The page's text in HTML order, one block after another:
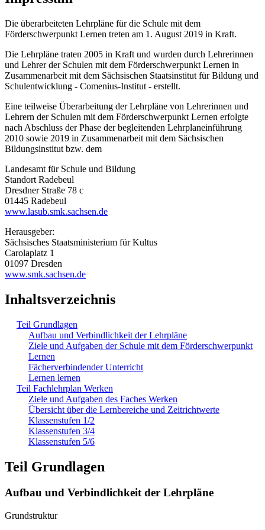
Die überarbeiteten Lehrpläne für die Schule mit dem
Förderschwerpunkt Lernen treten am 1. August 2019 in Kraft.
Die Lehrpläne traten 2005 in Kraft und wurden durch Lehrerinnen
und Lehrer der Schulen mit dem Förderschwerpunkt Lernen in
Zusammenarbeit mit dem Sächsischen Staatsinstitut für Bildung und
Schulentwicklung - Comenius-Institut - erstellt.
Eine teilweise Überarbeitung der Lehrpläne von Lehrerinnen und
Lehrern der Schulen mit dem Förderschwerpunkt Lernen erfolgte
nach Abschluss der Phase der begleitenden Lehrplaneinführung
2010 sowie 2019 in Zusammenarbeit mit dem Sächsischen
Bildungsinstitut bzw. dem
Landesamt für Schule und Bildung
Standort Radebeul
Dresdner Straße 78 c
01445 Radebeul
www.lasub.smk.sachsen.de
Herausgeber:
Sächsisches Staatsministerium für Kultus
Carolaplatz 1
01097 Dresden
www.smk.sachsen.de
Inhaltsverzeichnis
Teil Grundlagen
Aufbau und Verbindlichkeit der Lehrpläne
Ziele und Aufgaben der Schule mit dem Förderschwerpunkt
Lernen
Fächerverbindender Unterricht
Lernen lernen
Teil Fachlehrplan Werken
Ziele und Aufgaben des Faches Werken
Übersicht über die Lernbereiche und Zeitrichtwerte
Klassenstufen 1/2
Klassenstufen 3/4
Klassenstufen 5/6
Teil Grundlagen
Aufbau und Verbindlichkeit der Lehrpläne
Grundstruktur